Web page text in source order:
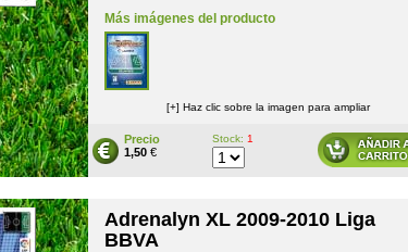
Más imágenes del producto
[+] Haz clic sobre la imagen para ampliar
Precio
1,50€
Stock: 1
Adrenalyn XL 2009-2010 Liga
BBVA